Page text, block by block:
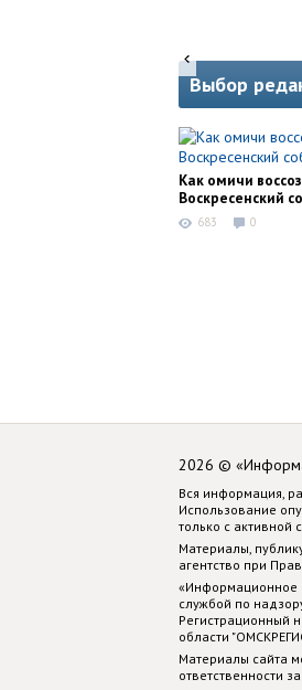
Выбор
Как омичи
Воскресенский
683 0
2026 ©
Вся информация,
Использование
только с активной
Материалы,
агентство при
«Информационное
службой по
Регистрационный
области
Материалы сайта
ответственности